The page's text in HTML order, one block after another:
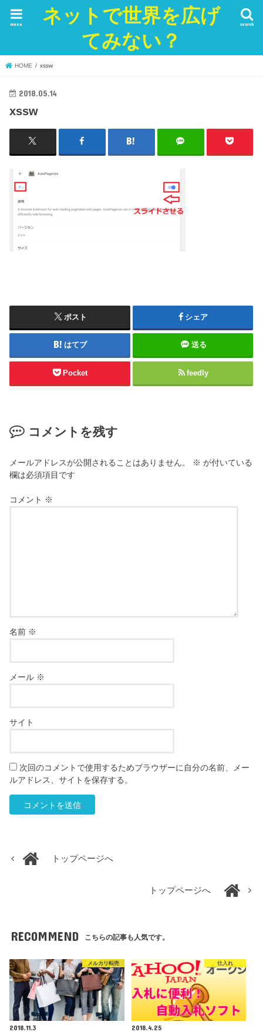
ネットで世界を広げ
てみない？
search
menu
HOME xssw
2018.05.14
xssw
ポスト シェア
はてブ 送る
Pocket feedly
コメントを残す
メールアドレスが公開されることはありません。 ※ が付いている
欄は必須項目です
コメント ※
名前 ※
メール ※
サイト
次回のコメントで使用するためブラウザーに自分の名前、メー
ルアドレス、サイトを保存する。
トップページへ
トップページへ
RECOMMEND こちらの記事も人気です。
メルカリ転売
2018.11.3
仕入れ
2018.4.25